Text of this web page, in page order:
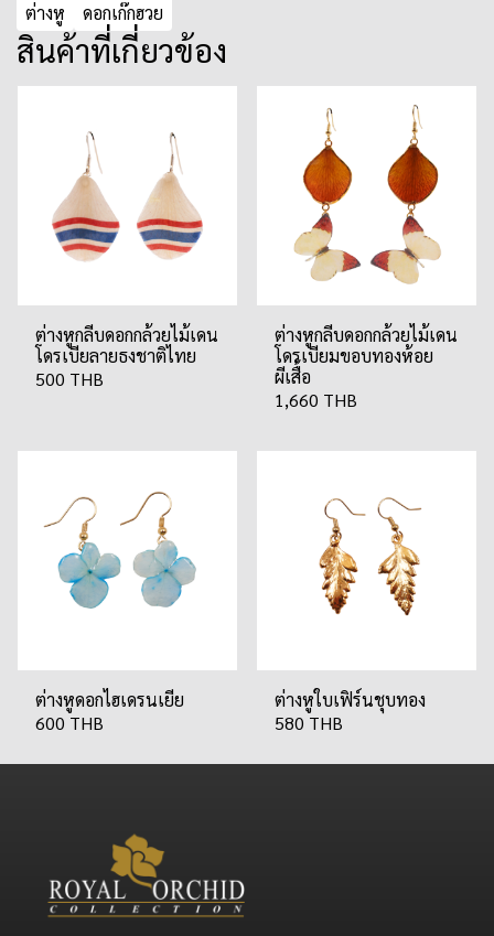
ต่างหู ดอกเก๊กฮวย
สินค้าที่เกี่ยวข้อง
ต่างหูกลีบดอกกล้วยไม้เดน
โดรเบียลายธงชาติไทย
500 THB
ต่างหูกลีบดอกกล้วยไม้เดน
โดรเบียมขอบทองห้อย
ผีเสื้อ
1,660 THB
ต่างหูดอกไฮเดรนเยีย
600 THB
ต่างหูใบเฟิร์นชุบทอง
580 THB